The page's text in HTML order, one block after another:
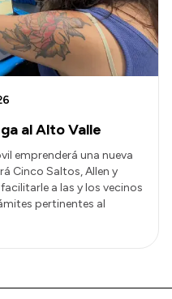
al Alto Valle
emprenderá una nueva
Cinco Saltos, Allen y
a las y los vecinos
pertinentes al